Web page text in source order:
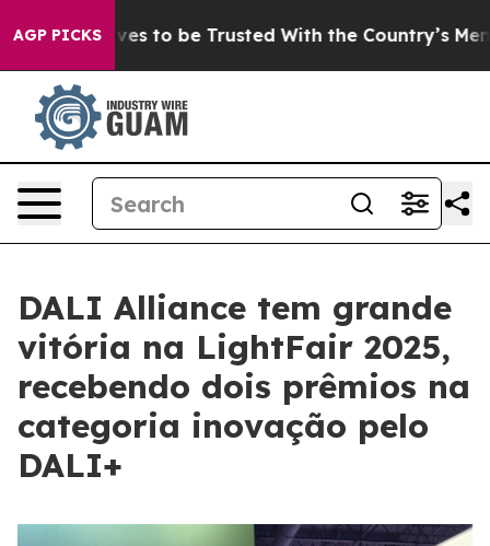
AGP PICKSto be Trusted With the Country’s Memory?
DALI Alliance tem grande
vitória na LightFair 2025,
recebendo dois prêmios na
categoria inovação pelo
DALI+